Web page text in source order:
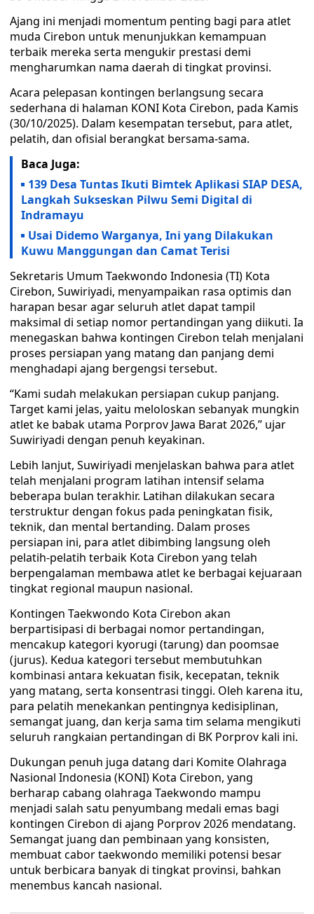
Ajang ini menjadi momentum penting bagi para atlet
muda Cirebon untuk menunjukkan kemampuan
terbaik mereka serta mengukir prestasi demi
mengharumkan nama daerah di tingkat provinsi.
Acara pelepasan kontingen berlangsung secara
sederhana di halaman KONI Kota Cirebon, pada Kamis
(30/10/2025). Dalam kesempatan tersebut, para atlet,
pelatih, dan ofisial berangkat bersama-sama.
Baca Juga:
139 Desa Tuntas Ikuti Bimtek Aplikasi SIAP DESA,
Langkah Sukseskan Pilwu Semi Digital di
Indramayu
Usai Didemo Warganya, Ini yang Dilakukan
Kuwu Manggungan dan Camat Terisi
Sekretaris Umum Taekwondo Indonesia (TI) Kota
Cirebon, Suwiriyadi, menyampaikan rasa optimis dan
harapan besar agar seluruh atlet dapat tampil
maksimal di setiap nomor pertandingan yang diikuti. Ia
menegaskan bahwa kontingen Cirebon telah menjalani
proses persiapan yang matang dan panjang demi
menghadapi ajang bergengsi tersebut.
“Kami sudah melakukan persiapan cukup panjang.
Target kami jelas, yaitu meloloskan sebanyak mungkin
atlet ke babak utama Porprov Jawa Barat 2026,” ujar
Suwiriyadi dengan penuh keyakinan.
Lebih lanjut, Suwiriyadi menjelaskan bahwa para atlet
telah menjalani program latihan intensif selama
beberapa bulan terakhir. Latihan dilakukan secara
terstruktur dengan fokus pada peningkatan fisik,
teknik, dan mental bertanding. Dalam proses
persiapan ini, para atlet dibimbing langsung oleh
pelatih-pelatih terbaik Kota Cirebon yang telah
berpengalaman membawa atlet ke berbagai kejuaraan
tingkat regional maupun nasional.
Kontingen Taekwondo Kota Cirebon akan
berpartisipasi di berbagai nomor pertandingan,
mencakup kategori kyorugi (tarung) dan poomsae
(jurus). Kedua kategori tersebut membutuhkan
kombinasi antara kekuatan fisik, kecepatan, teknik
yang matang, serta konsentrasi tinggi. Oleh karena itu,
para pelatih menekankan pentingnya kedisiplinan,
semangat juang, dan kerja sama tim selama mengikuti
seluruh rangkaian pertandingan di BK Porprov kali ini.
Dukungan penuh juga datang dari Komite Olahraga
Nasional Indonesia (KONI) Kota Cirebon, yang
berharap cabang olahraga Taekwondo mampu
menjadi salah satu penyumbang medali emas bagi
kontingen Cirebon di ajang Porprov 2026 mendatang.
Semangat juang dan pembinaan yang konsisten,
membuat cabor taekwondo memiliki potensi besar
untuk berbicara banyak di tingkat provinsi, bahkan
menembus kancah nasional.